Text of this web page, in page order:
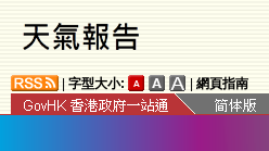
字型大小: 網頁指南